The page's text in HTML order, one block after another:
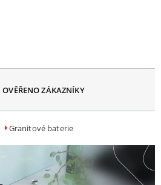
OVĚŘENO ZÁKAZNÍKY
Granitové baterie